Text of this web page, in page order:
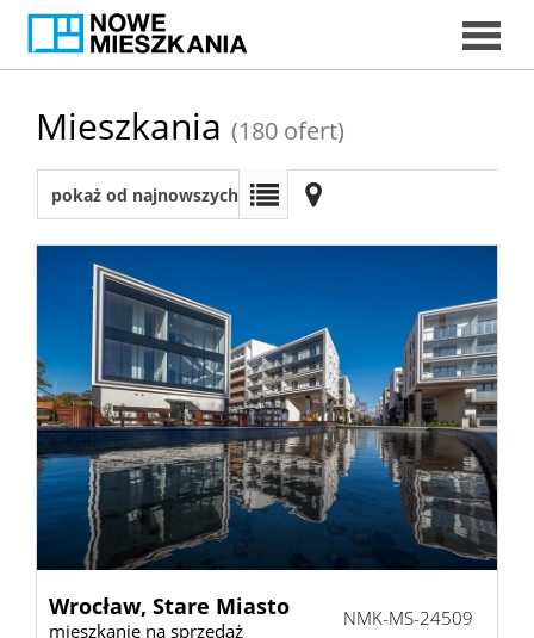
DORADCY
Mieszkania (180 ofert)
pokaż od najnowszych
Wrocław, Stare Miasto
mieszkanie na sprzedaż
NMK-MS-24509